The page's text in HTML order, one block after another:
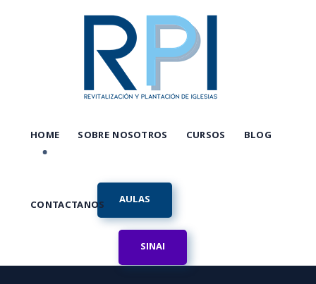
HOME SOBRE NOSOTROS CURSOS BLOG
CONTACTANOS AULAS
SINAI